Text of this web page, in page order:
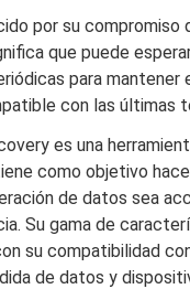
por su compromiso
que puede
para mantener
con las últimas
es una
como objetivo
de datos sea
Su gama de
su compatibilidad
de datos y